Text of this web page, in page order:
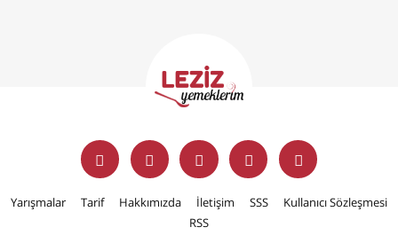
Yarışmalar Tarif Hakkımızda İletişim SSS
Kullanıcı Sözleşmesi
RSS